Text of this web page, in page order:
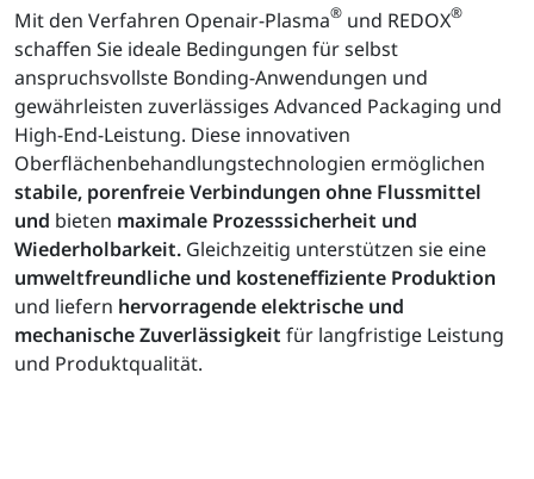
Mit den Verfahren Openair-Plasma® und REDOX®
schaffen Sie ideale Bedingungen für selbst
anspruchsvollste Bonding-Anwendungen und
gewährleisten zuverlässiges Advanced Packaging und
High-End-Leistung. Diese innovativen
Oberflächenbehandlungstechnologien ermöglichen
stabile, porenfreie Verbindungen ohne Flussmittel
und bieten maximale Prozesssicherheit und
Wiederholbarkeit. Gleichzeitig unterstützen sie eine
umweltfreundliche und kosteneffiziente Produktion
und liefern hervorragende elektrische und
mechanische Zuverlässigkeit für langfristige Leistung
und Produktqualität.